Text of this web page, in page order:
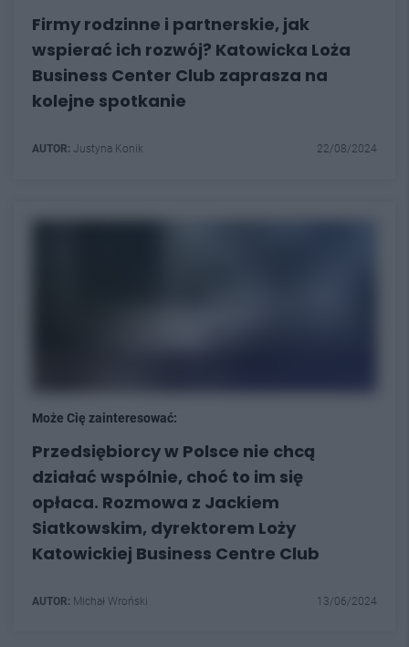
Firmy rodzinne i partnerskie, jak
wspierać ich rozwój? Katowicka Loża
Business Center Club zaprasza na
kolejne spotkanie
AUTOR: Justyna Konik 22/08/2024
Może Cię zainteresować:
Przedsiębiorcy w Polsce nie chcą
działać wspólnie, choć to im się
opłaca. Rozmowa z Jackiem
Siatkowskim, dyrektorem Loży
Katowickiej Business Centre Club
AUTOR: Michał Wroński 13/06/2024